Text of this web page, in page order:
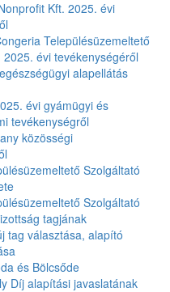
Kft. 2025. évi
Településüzemeltető
évi tevékenységéről
alapellátás
évi gyámügyi és
tevékenységről
közösségi
Szolgáltató
Szolgáltató
tagjának
tag választása, alapító
és Bölcsőde
Díj alapítási javaslatának